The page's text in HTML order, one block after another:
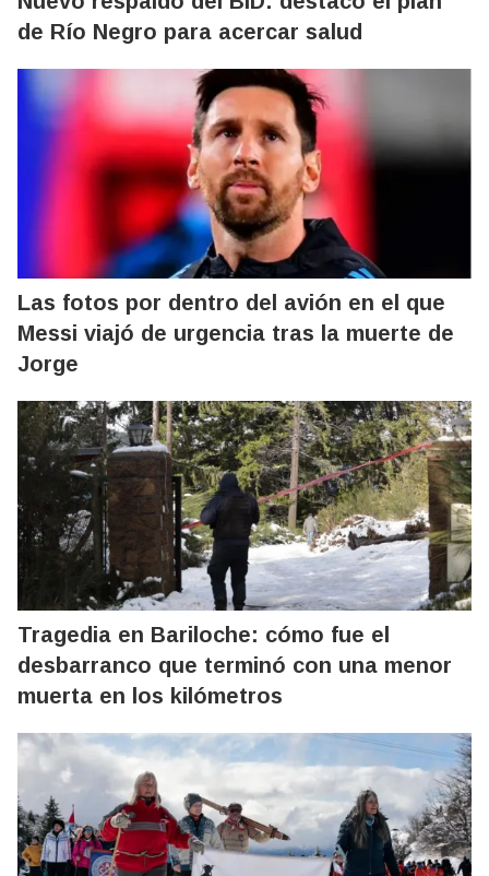
de Río Negro para acercar salud
Las fotos por dentro del avión en el que
Messi viajó de urgencia tras la muerte de
Jorge
Tragedia en Bariloche: cómo fue el
desbarranco que terminó con una menor
muerta en los kilómetros